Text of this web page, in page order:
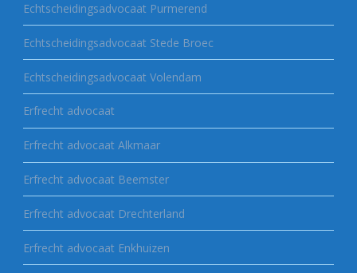
Echtscheidingsadvocaat Purmerend
Echtscheidingsadvocaat Stede Broec
Echtscheidingsadvocaat Volendam
Erfrecht advocaat
Erfrecht advocaat Alkmaar
Erfrecht advocaat Beemster
Erfrecht advocaat Drechterland
Erfrecht advocaat Enkhuizen